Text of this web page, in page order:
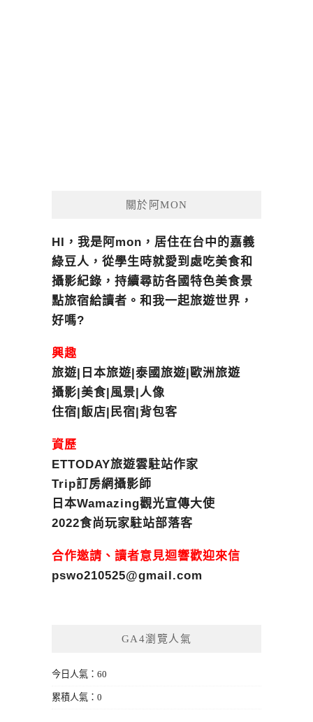
關於阿MON
HI，我是阿mon，居住在台中的嘉義
綠豆人，從學生時就愛到處吃美食和
攝影紀錄，持續尋訪各國特色美食景
點旅宿給讀者。和我一起旅遊世界，
好嗎?
興趣
旅遊|日本旅遊|泰國旅遊|歐洲旅遊
攝影|美食|風景|人像
住宿|飯店|民宿|背包客
資歷
ETTODAY旅遊雲駐站作家
Trip訂房網攝影師
日本Wamazing觀光宣傳大使
2022食尚玩家駐站部落客
合作邀請、讀者意見迴響歡迎來信
pswo210525@gmail.com
GA4瀏覽人氣
今日人氣：60
累積人氣：0